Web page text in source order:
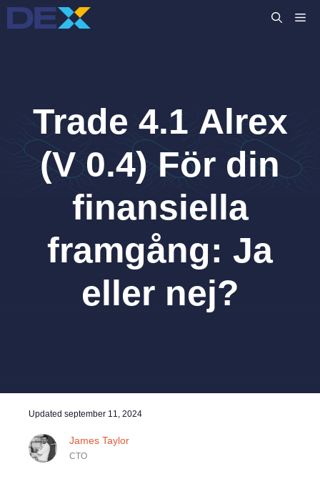
Hoppa
till
Trade 4.1 Alrex
(V 0.4) För din
finansiella
framgång: Ja
eller nej?
Updated september 11, 2024
James Taylor
CTO